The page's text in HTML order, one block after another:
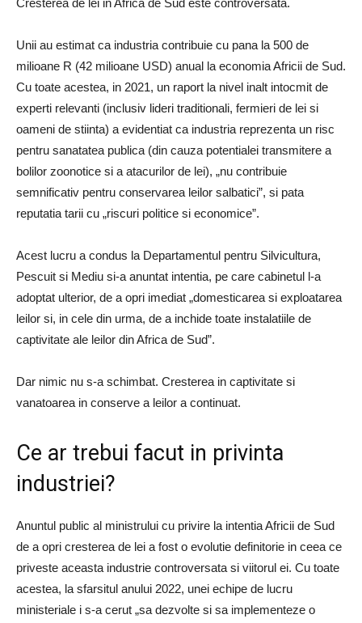
Cresterea de lei in Africa de Sud este controversata.
Unii au estimat ca industria contribuie cu pana la 500 de
milioane R (42 milioane USD) anual la economia Africii de Sud.
Cu toate acestea, in 2021, un raport la nivel inalt intocmit de
experti relevanti (inclusiv lideri traditionali, fermieri de lei si
oameni de stiinta) a evidentiat ca industria reprezenta un risc
pentru sanatatea publica (din cauza potentialei transmitere a
bolilor zoonotice si a atacurilor de lei), „nu contribuie
semnificativ pentru conservarea leilor salbatici”, si pata
reputatia tarii cu „riscuri politice si economice”.
Acest lucru a condus la Departamentul pentru Silvicultura,
Pescuit si Mediu si-a anuntat intentia, pe care cabinetul l-a
adoptat ulterior, de a opri imediat „domesticarea si exploatarea
leilor si, in cele din urma, de a inchide toate instalatiile de
captivitate ale leilor din Africa de Sud”.
Dar nimic nu s-a schimbat. Cresterea in captivitate si
vanatoarea in conserve a leilor a continuat.
Ce ar trebui facut in privinta
industriei?
Anuntul public al ministrului cu privire la intentia Africii de Sud
de a opri cresterea de lei a fost o evolutie definitorie in ceea ce
priveste aceasta industrie controversata si viitorul ei. Cu toate
acestea, la sfarsitul anului 2022, unei echipe de lucru
ministeriale i s-a cerut „sa dezvolte si sa implementeze o